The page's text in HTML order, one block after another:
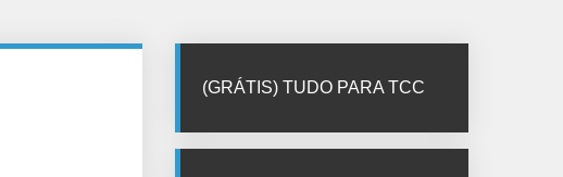
(GRÁTIS) TUDO PARA TCC